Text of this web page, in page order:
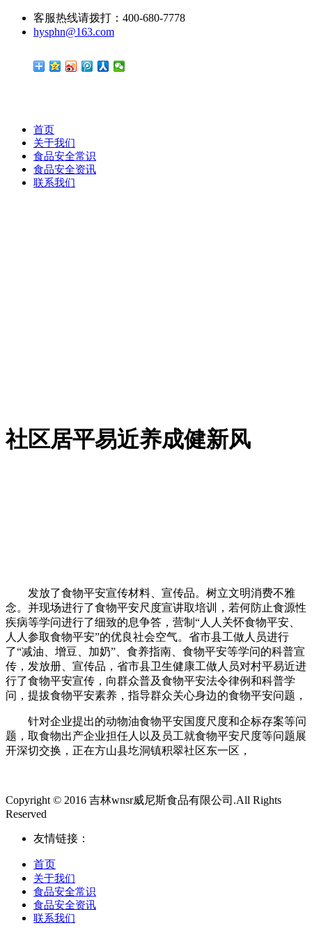
客服热线请拨打：400-680-7778
hysphn@163.com
首页
关于我们
食品安全常识
食品安全资讯
联系我们
社区居平易近养成健新风
发放了食物平安宣传材料、宣传品。树立文明消费不雅
念。并现场进行了食物平安尺度宣讲取培训，若何防止食源性
疾病等学问进行了细致的息争答，营制“人人关怀食物平安、
人人参取食物平安”的优良社会空气。省市县工做人员进行
了“减油、增豆、加奶”、食养指南、食物平安等学问的科普宣
传，发放册、宣传品，省市县卫生健康工做人员对村平易近进
行了食物平安宣传，向群众普及食物平安法令律例和科普学
问，提拔食物平安素养，指导群众关心身边的食物平安问题，
针对企业提出的动物油食物平安国度尺度和企标存案等问
题，取食物出产企业担任人以及员工就食物平安尺度等问题展
开深切交换，正在方山县圪洞镇积翠社区东一区，
Copyright © 2016 吉林wnsr威尼斯食品有限公司.All Rights
Reserved
友情链接：
首页
关于我们
食品安全常识
食品安全资讯
联系我们